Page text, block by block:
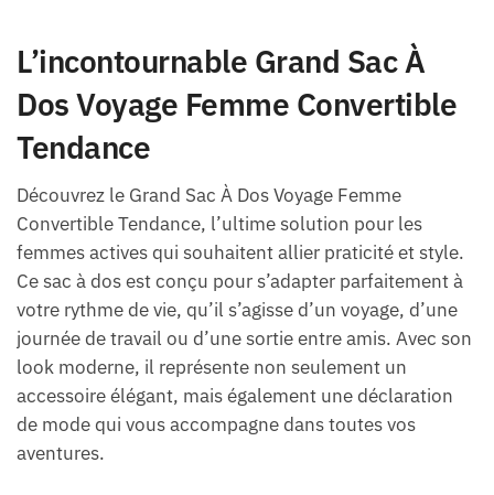
L’incontournable Grand Sac À
Dos Voyage Femme Convertible
Tendance
Découvrez le Grand Sac À Dos Voyage Femme
Convertible Tendance, l’ultime solution pour les
femmes actives qui souhaitent allier praticité et style.
Ce sac à dos est conçu pour s’adapter parfaitement à
votre rythme de vie, qu’il s’agisse d’un voyage, d’une
journée de travail ou d’une sortie entre amis. Avec son
look moderne, il représente non seulement un
accessoire élégant, mais également une déclaration
de mode qui vous accompagne dans toutes vos
aventures.